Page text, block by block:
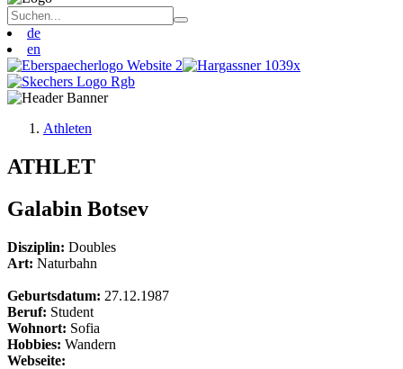
de
en
Athleten
ATHLET
Galabin Botsev
Disziplin: Doubles
Art: Naturbahn
Geburtsdatum: 27.12.1987
Beruf: Student
Wohnort: Sofia
Hobbies: Wandern
Webseite: